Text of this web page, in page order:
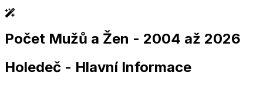
2,005 2,010 2,015 2,020 2,025
2,005 2,010 2,015 2,020 2,025
Počet Mužů a Žen - 2004 až 2026
Holedeč - Hlavní Informace